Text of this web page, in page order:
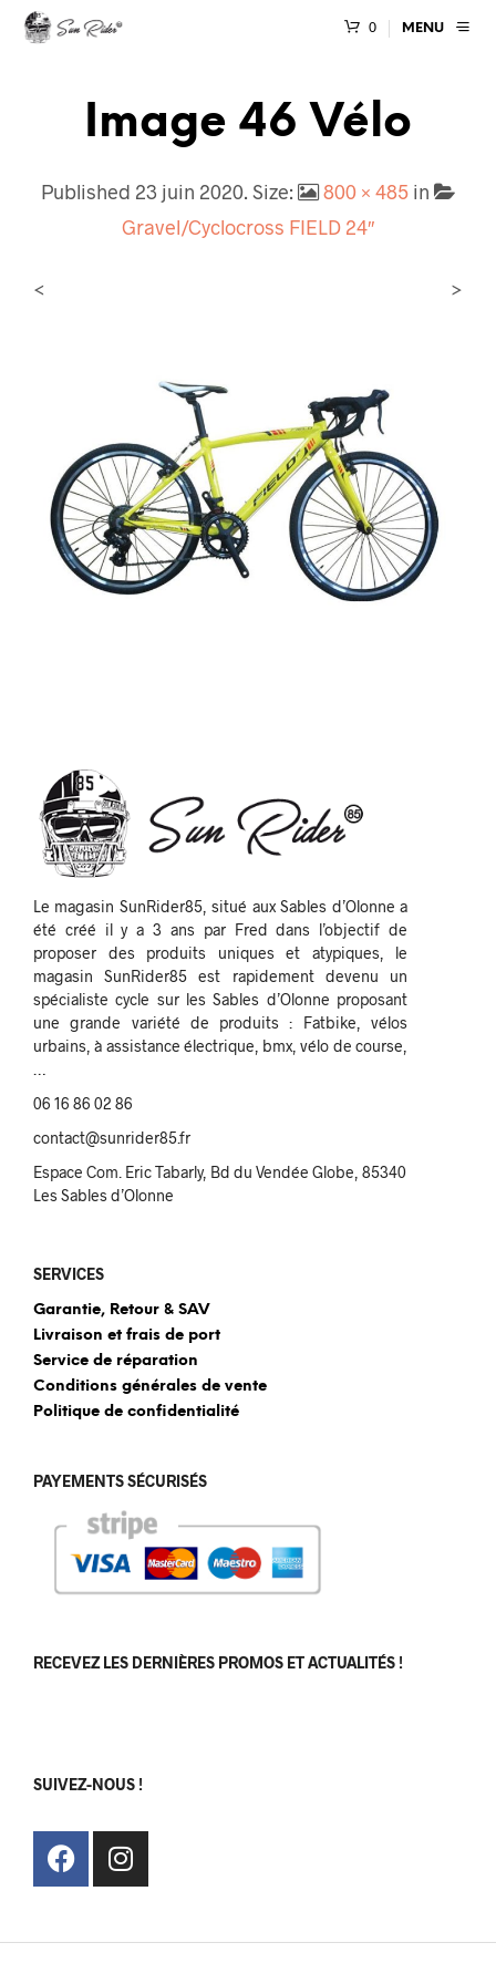
0 MENU
Image 46 Vélo
Published 23 juin 2020. Size: 800 × 485 in
Gravel/Cyclocross FIELD 24″
< >
Le magasin SunRider85, situé aux Sables d’Olonne a
été créé il y a 3 ans par Fred dans l’objectif de
proposer des produits uniques et atypiques, le
magasin SunRider85 est rapidement devenu un
spécialiste cycle sur les Sables d’Olonne proposant
une grande variété de produits : Fatbike, vélos
urbains, à assistance électrique, bmx, vélo de course,
06 16 86 02 86
contact@sunrider85.fr
Espace Com. Eric Tabarly, Bd du Vendée Globe, 85340
Les Sables d’Olonne
SERVICES
Garantie, Retour & SAV
Livraison et frais de port
Service de réparation
Conditions générales de vente
Politique de confidentialité
PAYEMENTS SÉCURISÉS
RECEVEZ LES DERNIÈRES PROMOS ET ACTUALITÉS !
SUIVEZ-NOUS !